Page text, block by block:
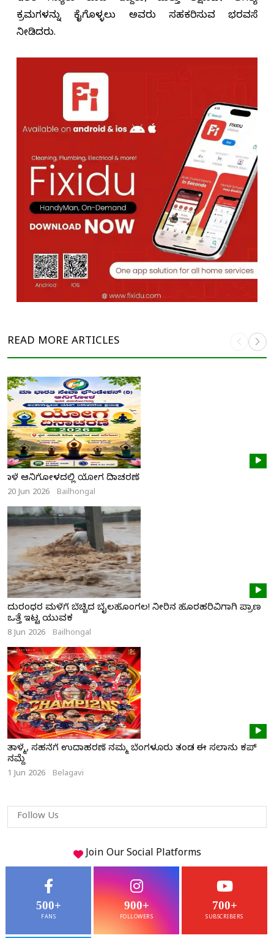
ಕ್ರಮಗಳನ್ನು ಕೈಗೊಳ್ಳಲು ಅವರು ಸಹಕರಿಸುವ ಭರವಸೆ
ನೀಡಿದರು.
READ MORE ARTICLES
ನಾಳೆ ಆನಿಗೋಳದಲ್ಲಿ ಯೋಗ ದಿನಾಚರಣೆ
20 Jun 2026 Bailhongal
ದುರಂಧರ ಮಳೆಗೆ ಬೆಚ್ಚಿದ ಬೈಲಹೊಂಗಲ! ನೀರಿನ ಹೊರಹರಿವಿಗಾಗಿ ಪ್ರಾಣ
ಒತ್ತೆ ಇಟ್ಟ ಯುವಕ
8 Jun 2026 Bailhongal
ತಾಳ್ಮೆ, ಸಹನೆಗೆ ಉದಾಹರಣೆ ನಮ್ಮ ಬೆಂಗಳೂರು ತಂಡ ಈ ಸಲಾನು ಕಪ್
ನಮ್ದೆ
1 Jun 2026 Belagavi
Follow Us
Join Our Social Platforms
500+
FANS
900+
FOLLOWERS
700+
SUBSCRIBERS